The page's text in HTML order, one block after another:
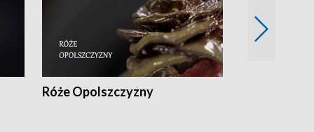
Róże Opolszczyzny